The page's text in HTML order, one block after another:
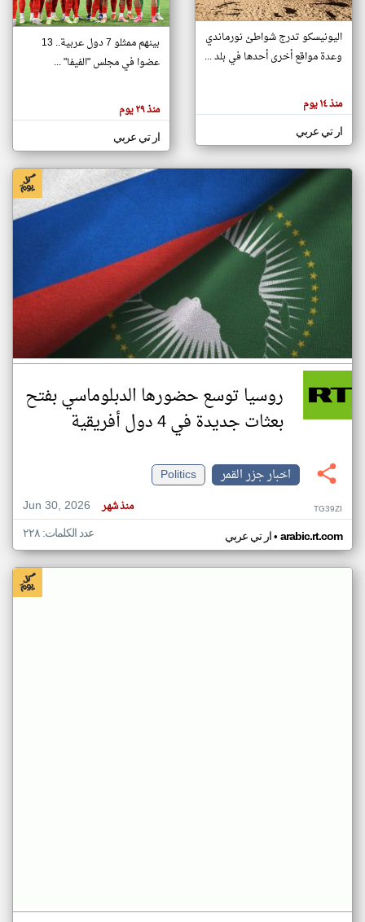
تغيير الدولة
اخبار جزر القمر على مدار الساعة
أهم اخبار جزر القمر العاجلة والمباشرة
هنا عن
وجهة
كاتبيها.
اليونيسكو تدرج شواطئ نورماندي
وعدة مواقع أخرى أحدها في بلد ...
منذ ١٤ يوم
ار تي عربي
بينهم ممثلو 7 دول عربية.. 13
عضوا في مجلس "الفيفا" ...
منذ ٢٩ يوم
ار تي عربي
روسيا توسع حضورها الدبلوماسي بفتح
بعثات جديدة في 4 دول أفريقية
اخبار جزر القمر
Politics
Jun 30, 2026
منذ شهر TG39ZI
ار تي عربي• arabic.rt.com عدد الكلمات: ٢٢٨
klyoum.com